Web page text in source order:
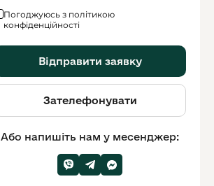
Погоджуюсь з політикою
конфіденційності
Відправити заявку
Зателефонувати
Або напишіть нам у месенджер: